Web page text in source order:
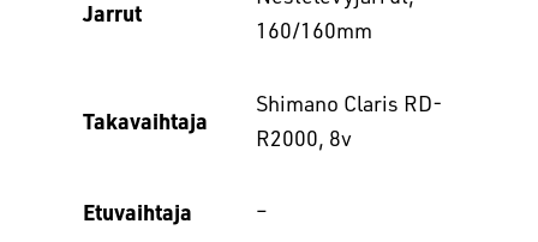
Jarrut
160/160mm
Takavaihtaja
Shimano Claris RD-
R2000, 8v
Etuvaihtaja –